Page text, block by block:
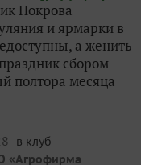
Покрова
и ярмарки в
а женить
сбором
полтора месяца
в клуб
«Агрофирма